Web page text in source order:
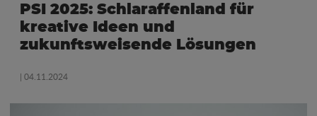
PSI 2025: Schlaraffenland für
kreative Ideen und
zukunftsweisende Lösungen
| 04.11.2024